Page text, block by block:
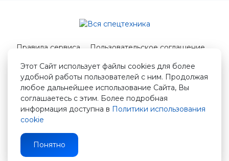
Этот Сайт использует файлы cookies для более
удобной работы пользователей с ним. Продолжая
любое дальнейшее использование Сайта, Вы
соглашаетесь с этим. Более подробная
информация доступна в Политики использования
cookie
Понятно
Правила сервиса
Пользовательское соглашение
© 2026 Вся спецтехника
info@vstshop.ru